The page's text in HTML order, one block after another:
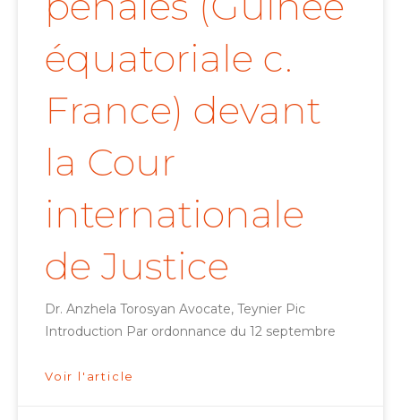
équatoriale c.
France) devant
la Cour
internationale
de Justice
Dr. Anzhela Torosyan Avocate, Teynier Pic
Introduction Par ordonnance du 12 septembre
Voir l'article